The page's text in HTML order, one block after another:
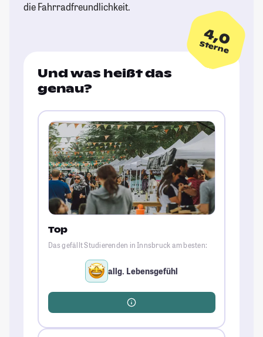
die Fahrradfreundlichkeit.
4,0
Sterne
Und was heißt das
genau?
Top
Das gefällt Studierenden in Innsbruck am besten:
allg. Lebensgefühl